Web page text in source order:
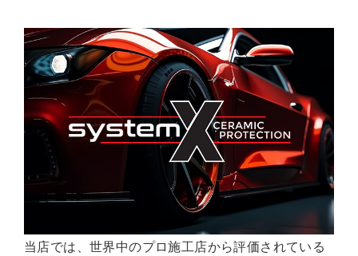
当店では、世界中のプロ施工店から評価されている